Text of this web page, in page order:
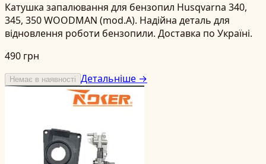
Катушка запалювання для бензопил Husqvarna 340,
345, 350 WOODMAN (mod.A). Надійна деталь для
відновлення роботи бензопили. Доставка по Україні.
490 грн
Немає в наявності Детальніше →